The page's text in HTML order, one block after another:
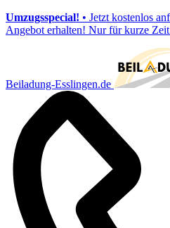
Umzugsspecial! • Jetzt kostenlos
Angebot erhalten! Nur für kurze
Beiladung-Esslingen.de